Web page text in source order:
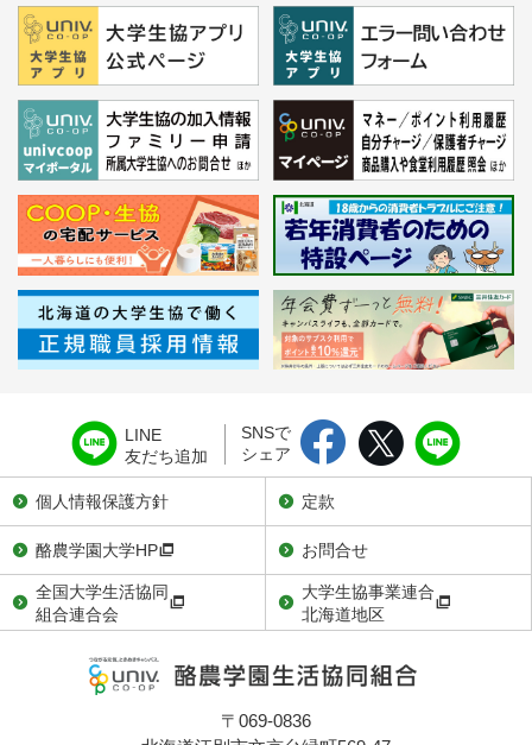
LINE
友だち追加
SNSで
シェア
個人情報保護方針
定款
酪農学園大学HP
お問合せ
全国大学生活協同
組合連合会
大学生協事業連合
北海道地区
〒069-0836